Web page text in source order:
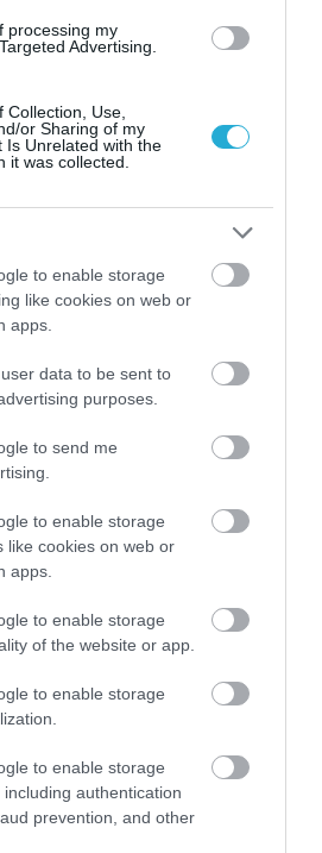
processing my
Advertising.
Use,
or Sharing of my
Is Unrelated with the
it was collected.
to enable storage
like cookies on web or
apps.
data to be sent to
purposes.
to send me
to enable storage
like cookies on web or
apps.
to enable storage
of the website or app.
to enable storage
to enable storage
authentication
prevention, and other
Η ιστορία της
από τις 28
ενεργοποιείται